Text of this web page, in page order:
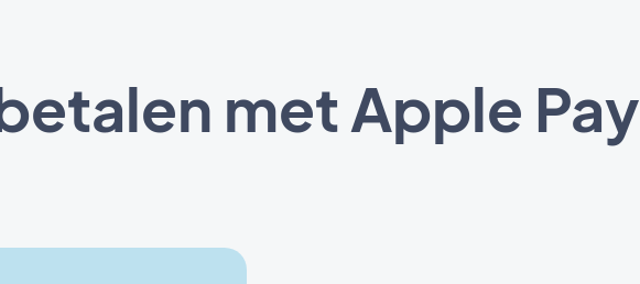
met Apple Pay